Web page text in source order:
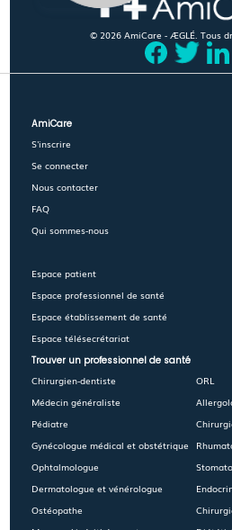
© 2026 AmiCare - ÆGLÉ. Tous
AmiCare
S'inscrire
Se connecter
Nous contacter
FAQ
Qui sommes-nous
Espace patient
Espace professionnel de santé
Espace établissement de santé
Espace télésecrétariat
Trouver un professionnel de santé
Chirurgien-dentiste
Médecin généraliste
Pédiatre
Gynécologue médical et obstétrique
Ophtalmologue
Dermatologue et vénérologue
Ostéopathe
ORL